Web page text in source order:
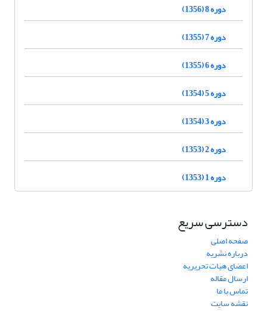
دوره 8 (1356)
دوره 7 (1355)
دوره 6 (1355)
دوره 5 (1354)
دوره 3 (1354)
دوره 2 (1353)
دوره 1 (1353)
دسترسی سریع
صفحه اصلی
درباره نشریه
اعضای هیات تحریریه
ارسال مقاله
تماس با ما
نقشه سایت